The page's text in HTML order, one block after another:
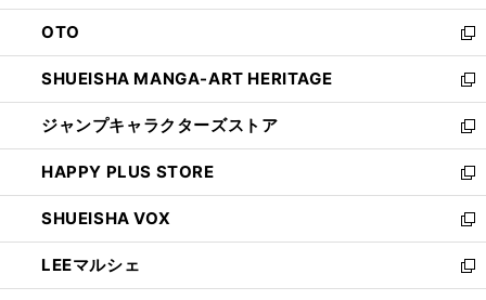
ウ
で
開
く
ン
ド
ウ
で
開
く
OTO
新
し
い
ウ
ィ
ン
ド
ウ
で
開
く
SHUEISHA MANGA-ART HERITAGE
新
し
い
ウ
ィ
ン
ド
ウ
で
開
ジャンプキャラクターズストア
新
し
い
ウ
ィ
ン
ド
ウ
HAPPY PLUS STORE
新
し
い
ウ
ィ
ン
SHUEISHA VOX
新
し
い
ウ
LEEマルシェ
新
し